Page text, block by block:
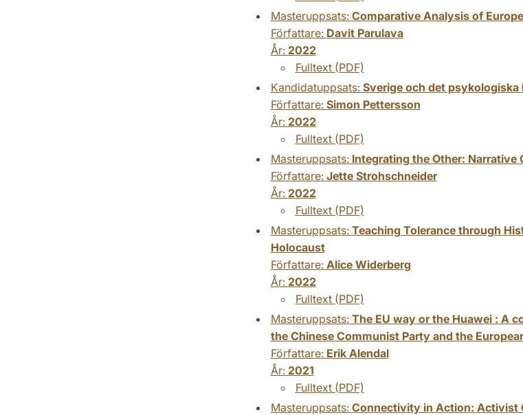
Masteruppsats: Comparative Analysis of
Författare: Davit Parulava
År: 2022
Fulltext (PDF)
Kandidatuppsats: Sverige och det psykologiska
Författare: Simon Pettersson
År: 2022
Fulltext (PDF)
Masteruppsats: Integrating the Other: Narrative
Författare: Jette Strohschneider
År: 2022
Fulltext (PDF)
Masteruppsats: Teaching Tolerance through
Holocaust
Författare: Alice Widerberg
År: 2022
Fulltext (PDF)
Masteruppsats: The EU way or the Huawei : A
the Chinese Communist Party and the
Författare: Erik Alendal
År: 2021
Fulltext (PDF)
Masteruppsats: Connectivity in Action: Activist